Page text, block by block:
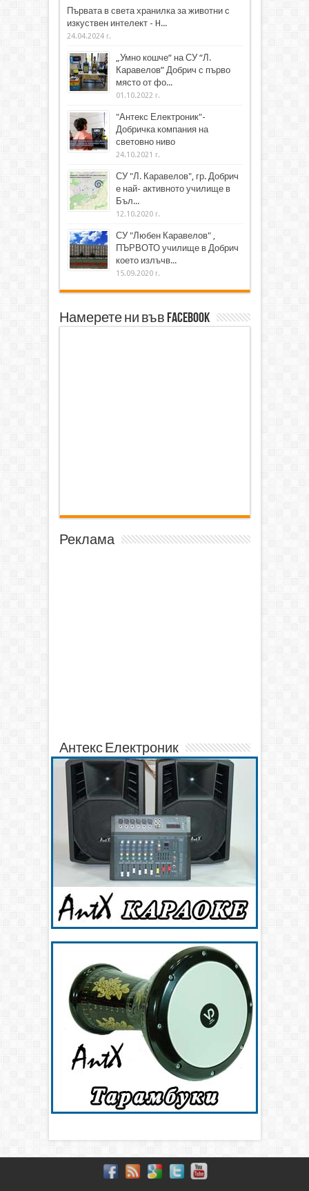
Първата в света хранилка за животни с
изкуствен интелект - H...
24.04.2024 г.
„Умно кошче“ на СУ “Л.
Каравелов” Добрич с първо
място от фо...
01.10.2022 г.
"Антекс Електроник"-
Добричка компания на
световно ниво
24.10.2021 г.
СУ "Л. Каравелов", гр. Добрич
е най- активното училище в
Бъл...
12.10.2020 г.
СУ "Любен Каравелов" ,
ПЪРВОТО училище в Добрич
което излъчв...
15.09.2020 г.
Намерете ни във Facebook
Реклама
Антекс Електроник